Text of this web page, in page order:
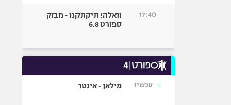
17:40
וואלה! תיקתקנו - מבזק
ספורט 6.8
עכשיו מילאן - אינטר